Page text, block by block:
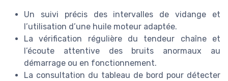
Un suivi précis des intervalles de vidange et
l’utilisation d’une huile moteur adaptée.
La vérification régulière du tendeur chaîne et
l’écoute attentive des bruits anormaux au
démarrage ou en fonctionnement.
La consultation du tableau de bord pour détecter